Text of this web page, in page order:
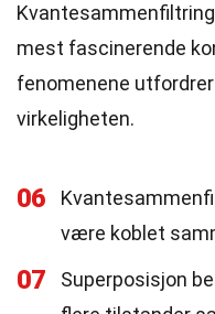
mest fascinerende
fenomenene
virkeligheten.
06
være koblet
07
Superposisjon